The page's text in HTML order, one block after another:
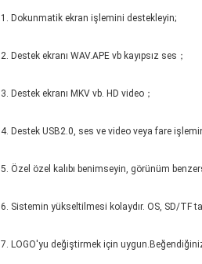
1. Dokunmatik ekran işlemini destekleyin;
2. Destek ekranı WAV.APE vb kayıpsız ses；
3. Destek ekranı MKV vb. HD video；
4. Destek USB2.0, ses ve video veya fare
5. Özel özel kalıbı benimseyin, görünüm
6. Sistemin yükseltilmesi kolaydır. OS, SD/TF
7. LOGO'yu değiştirmek için